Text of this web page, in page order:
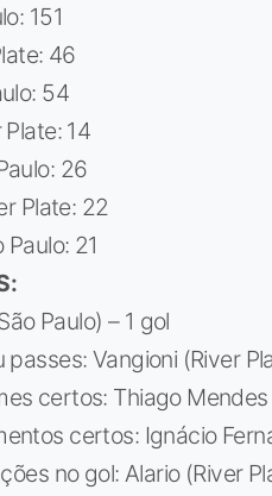
151
46
54
14
26
Plate: 22
21
Paulo) – 1 gol
Vangioni (River
certos: Thiago Mendes
certos: Ignácio
no gol: Alario (River